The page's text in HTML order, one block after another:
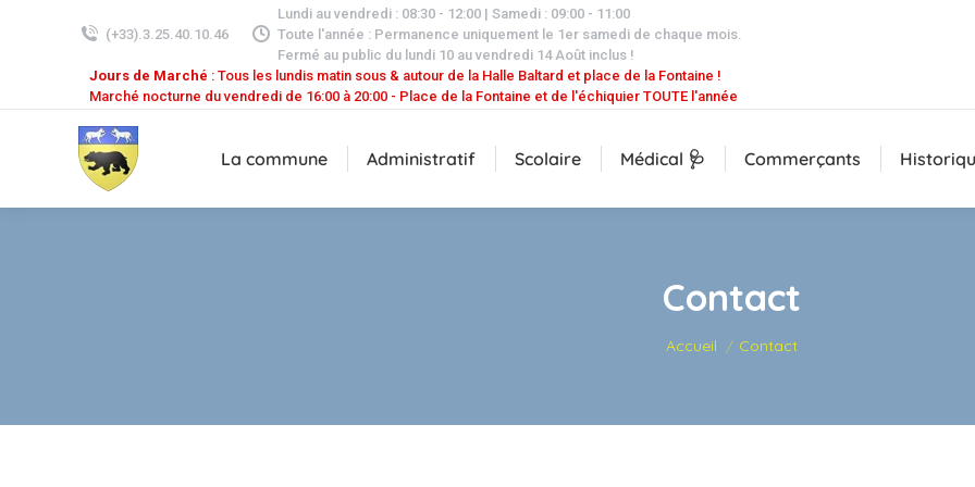
(+33).3.25.40.10.46
Lundi au vendredi : 08:30 - 12:00 | Samedi : 09:00 - 11:00
Toute l'année : Permanence uniquement le 1er samedi de chaque mois.
Fermé au public du lundi 10 au vendredi 14 Août inclus !
Jours de Marché : Tous les lundis matin sous & autour de la Halle Baltard et place de la Fontaine !
Marché nocturne du vendredi de 16:00 à 20:00 - Place de la Fontaine et de l'échiquier TOUTE l'année
La commune Administratif Scolaire Médical 🩺 Commerçants
Contact
Vous êtes ici :
Accueil Contact